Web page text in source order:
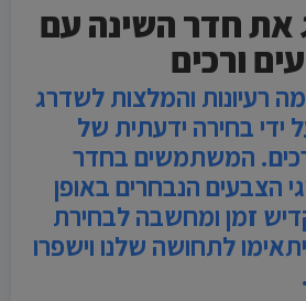
את חדר השינה עם
ורכים
רעיונות והמלצות לשדרג
בחירה ידעתית של
המשתמשים בחדר
הצבעים הנבחרים באופן
זמן ומחשבה לבחירת
לתחושה שלנו וישפרו